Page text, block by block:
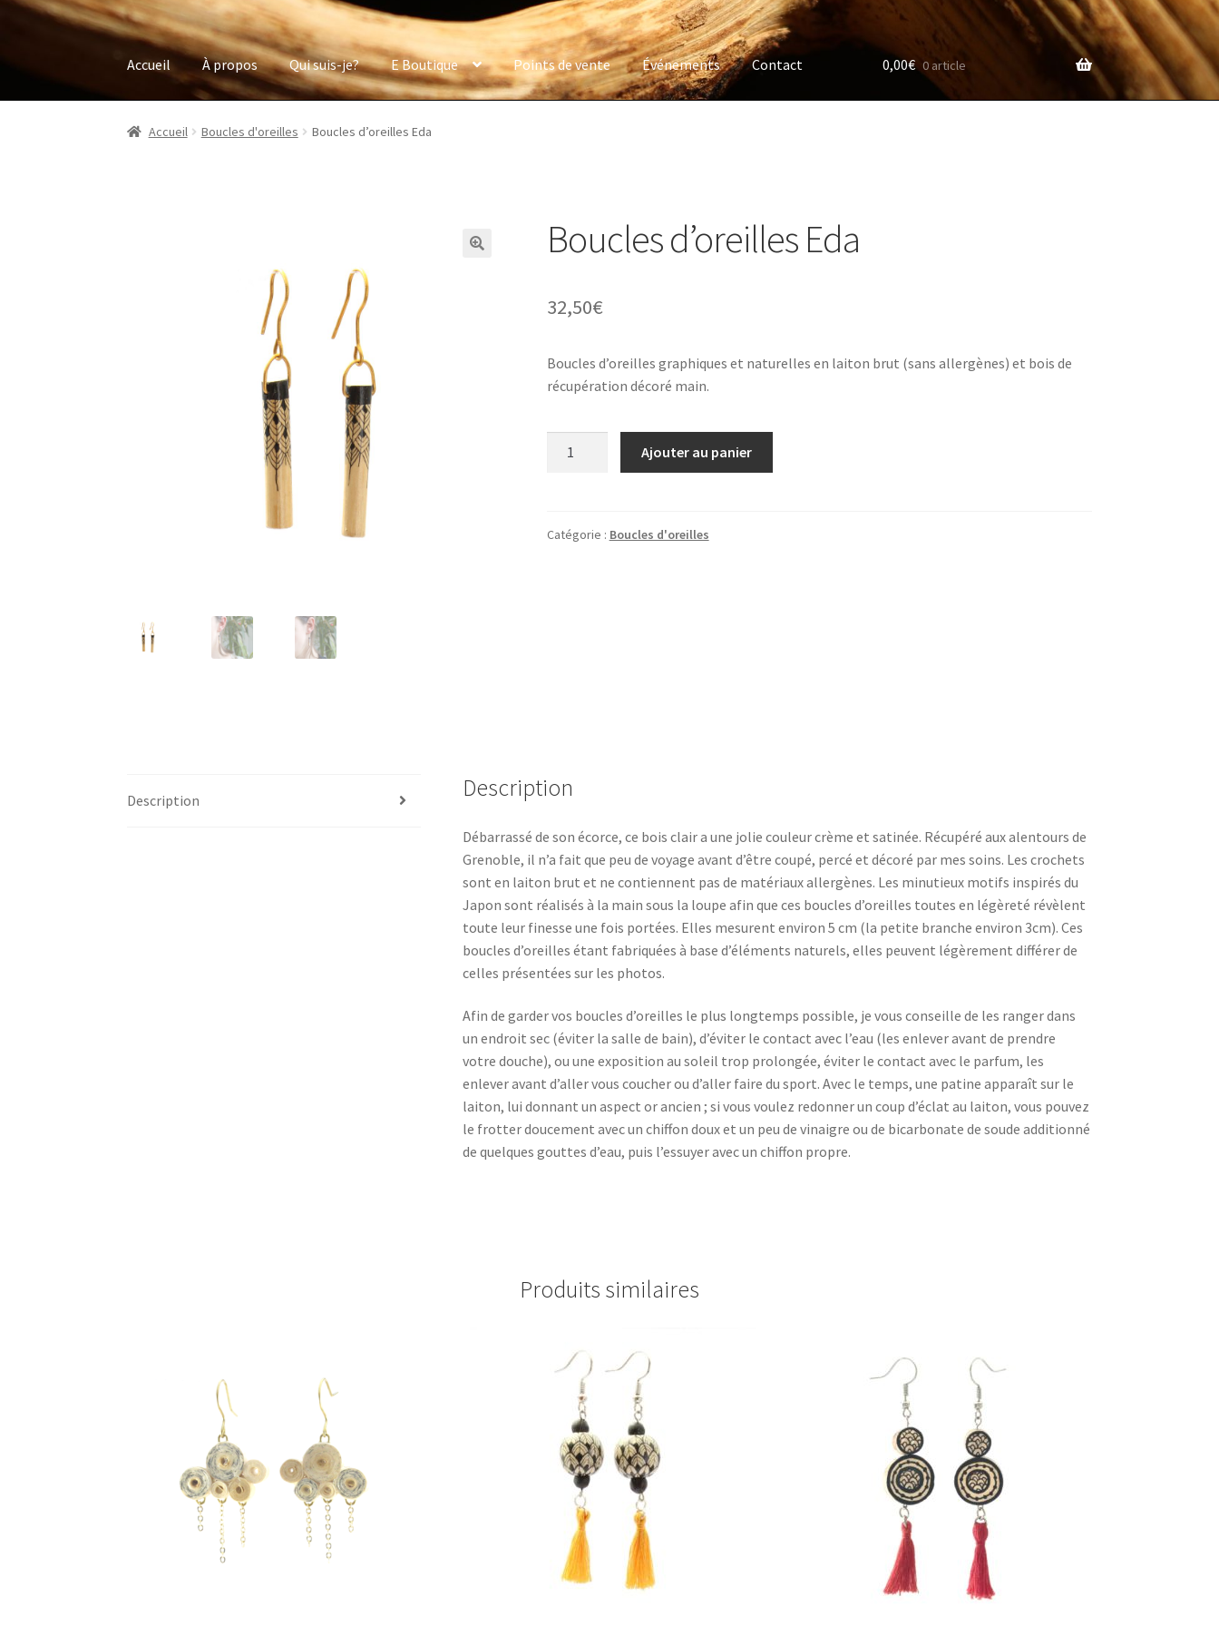
Accueil À propos Qui suis-je? E Boutique Points de vente Événements Contact 0,00€ 0 article
Accueil Boucles d'oreilles Boucles d’oreilles Eda
Boucles d’oreilles Eda
32,50€
Boucles d’oreilles graphiques et naturelles en laiton brut (sans allergènes) et bois de
récupération décoré main.
Eda
Ajouter au panier
Catégorie : Boucles d'oreilles
Description Description
Débarrassé de son écorce, ce bois clair a une jolie couleur crème et satinée. Récupéré aux alentours de
Grenoble, il n’a fait que peu de voyage avant d’être coupé, percé et décoré par mes soins. Les crochets
sont en laiton brut et ne contiennent pas de matériaux allergènes. Les minutieux motifs inspirés du
Japon sont réalisés à la main sous la loupe afin que ces boucles d’oreilles toutes en légèreté révèlent
toute leur finesse une fois portées. Elles mesurent environ 5 cm (la petite branche environ 3cm). Ces
boucles d’oreilles étant fabriquées à base d’éléments naturels, elles peuvent légèrement différer de
celles présentées sur les photos.
Afin de garder vos boucles d’oreilles le plus longtemps possible, je vous conseille de les ranger dans
un endroit sec (éviter la salle de bain), d’éviter le contact avec l’eau (les enlever avant de prendre
votre douche), ou une exposition au soleil trop prolongée, éviter le contact avec le parfum, les
enlever avant d’aller vous coucher ou d’aller faire du sport. Avec le temps, une patine apparaît sur le
laiton, lui donnant un aspect or ancien ; si vous voulez redonner un coup d’éclat au laiton, vous pouvez
le frotter doucement avec un chiffon doux et un peu de vinaigre ou de bicarbonate de soude additionné
de quelques gouttes d’eau, puis l’essuyer avec un chiffon propre.
Produits similaires